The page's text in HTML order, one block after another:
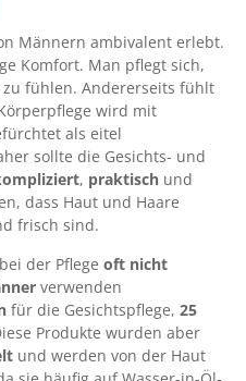
Männern ambivalent erlebt.
Komfort. Man pflegt sich,
fühlen. Andererseits fühlt
wird mit
als eitel
sollte die Gesichts- und
, praktisch und
dass Haut und Haare
frisch sind.
der Pflege oft nicht
verwenden
für die Gesichtspflege, 25
Produkte wurden aber
und werden von der Haut